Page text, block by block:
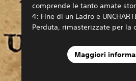
comprende le tanto amate
4: Fine di un Ladro e
Perduta, rimasterizzate per la
Maggiori